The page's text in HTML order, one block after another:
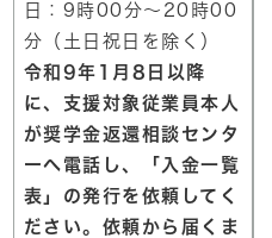
日：9時00分～20時00
分（土日祝日を除く）
令和9年1月8日以降
に、支援対象従業員本人
が奨学金返還相談センタ
ーへ電話し、「入金一覧
表」の発行を依頼してく
ださい。依頼から届くま